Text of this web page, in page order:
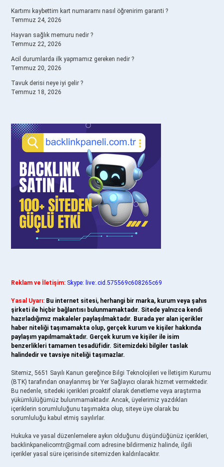
Kartımı kaybettim kart numaramı nasıl öğrenirim garanti ?
Temmuz 24, 2026
Hayvan sağlık memuru nedir ?
Temmuz 22, 2026
Acil durumlarda ilk yapmamız gereken nedir ?
Temmuz 20, 2026
Tavuk derisi neye iyi gelir ?
Temmuz 18, 2026
Reklam ve İletişim: Skype: live:.cid.575569c608265c69
Yasal Uyarı: Bu internet sitesi, herhangi bir marka, kurum veya şahıs
şirketi ile hiçbir bağlantısı bulunmamaktadır. Sitede yalnızca kendi
hazırladığımız makaleler paylaşılmaktadır. Burada yer alan içerikler
haber niteliği taşımamakta olup, gerçek kurum ve kişiler hakkında
paylaşım yapılmamaktadır. Gerçek kurum ve kişiler ile isim
benzerlikleri tamamen tesadüfidir. Sitemizdeki bilgiler taslak
halindedir ve tavsiye niteliği taşımazlar.
Sitemiz, 5651 Sayılı Kanun gereğince Bilgi Teknolojileri ve İletişim Kurumu
(BTK) tarafından onaylanmış bir Yer Sağlayıcı olarak hizmet vermektedir.
Bu nedenle, sitedeki içerikleri proaktif olarak denetleme veya araştırma
yükümlülüğümüz bulunmamaktadır. Ancak, üyelerimiz yazdıkları
içeriklerin sorumluluğunu taşımakta olup, siteye üye olarak bu
sorumluluğu kabul etmiş sayılırlar.
Hukuka ve yasal düzenlemelere aykırı olduğunu düşündüğünüz içerikleri,
backlinkpanelicomtr@gmail.com adresine bildirmeniz halinde, ilgili
içerikler yasal süre içerisinde sitemizden kaldırılacaktır.